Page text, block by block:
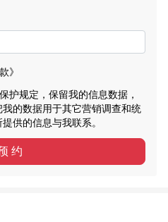
》
护规定，保留我的信息数据，
的数据用于其它营销调查和统
供的信息与我联系。
约